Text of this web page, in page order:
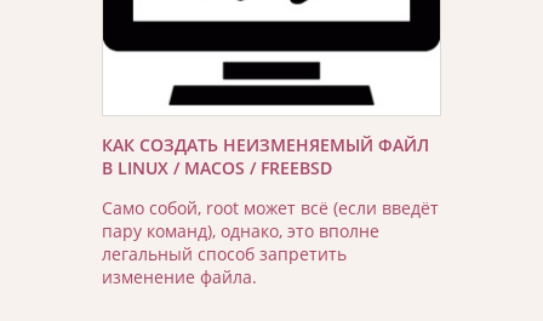
КАК СОЗДАТЬ НЕИЗМЕНЯЕМЫЙ ФАЙЛ
В LINUX / MACOS / FREEBSD
Само собой, root может всё (если введёт
пару команд), однако, это вполне
легальный способ запретить
изменение файла.